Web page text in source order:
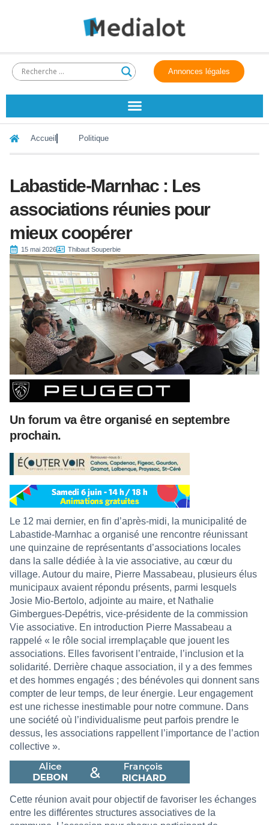
Annonces légales
Accueil Politique
Labastide-Marnhac : Les
associations réunies pour
mieux coopérer
15 mai 2026 Thibaut Souperbie
Un forum va être organisé en septembre
prochain.
Le 12 mai dernier, en fin d’après-midi, la municipalité de
Labastide-Marnhac a organisé une rencontre réunissant
une quinzaine de représentants d’associations locales
dans la salle dédiée à la vie associative, au cœur du
village. Autour du maire, Pierre Massabeau, plusieurs élus
municipaux avaient répondu présents, parmi lesquels
Josie Mio-Bertolo, adjointe au maire, et Nathalie
Gimbergues-Depétris, vice-présidente de la commission
Vie associative. En introduction Pierre Massabeau a
rappelé « le rôle social irremplaçable que jouent les
associations. Elles favorisent l’entraide, l’inclusion et la
solidarité. Derrière chaque association, il y a des femmes
et des hommes engagés ; des bénévoles qui donnent sans
compter de leur temps, de leur énergie. Leur engagement
est une richesse inestimable pour notre commune. Dans
une société où l’individualisme peut parfois prendre le
dessus, les associations rappellent l’importance de l’action
collective ».
Cette réunion avait pour objectif de favoriser les échanges
entre les différentes structures associatives de la